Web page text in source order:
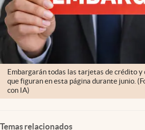
Embargarán todas las tarjetas de crédito y
que figuran en esta página durante junio.
con IA)
Temas relacionados